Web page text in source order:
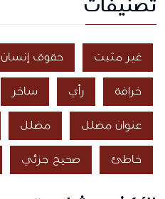
تصنيفات
غير مثبت حقوق إنسان
خرافة رأي ساخر
عنوان مضلل مضلل
خاطئ صحيح جزئي